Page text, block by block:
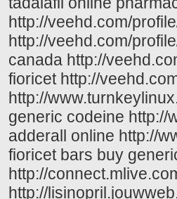
http://veehd.com/
http://veehd.com/
canada http://
fioricet http://
http://
generic codeine http://
adderall online http://
fioricet bars buy
http://
http://